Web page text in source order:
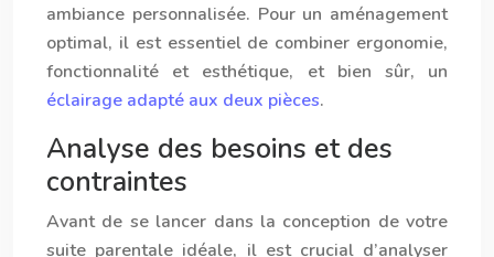
ambiance personnalisée. Pour un aménagement
optimal, il est essentiel de combiner ergonomie,
fonctionnalité et esthétique, et bien sûr, un
éclairage adapté aux deux pièces.
Analyse des besoins et des
contraintes
Avant de se lancer dans la conception de votre
suite parentale idéale, il est crucial d’analyser